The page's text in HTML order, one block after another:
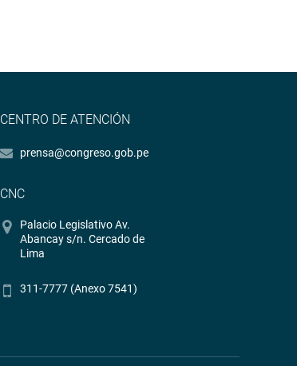
CENTRO DE ATENCIÓN
prensa@congreso.gob.pe
CNC
Palacio Legislativo Av.
Abancay s/n. Cercado de
Lima
311-7777 (Anexo 7541)